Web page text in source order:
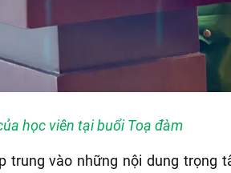
học viên tại buổi Toạ đàm
trung vào những nội dung trọng